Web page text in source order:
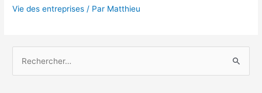
Vie des entreprises / Par Matthieu